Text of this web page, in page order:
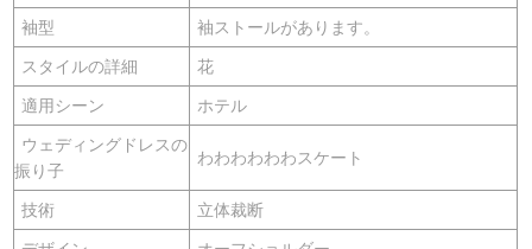
袖型 袖ストールがあります。
スタイルの詳細 花
適用シーン ホテル
ウェディングドレスの
振り子
わわわわわわスケート
技術 立体裁断